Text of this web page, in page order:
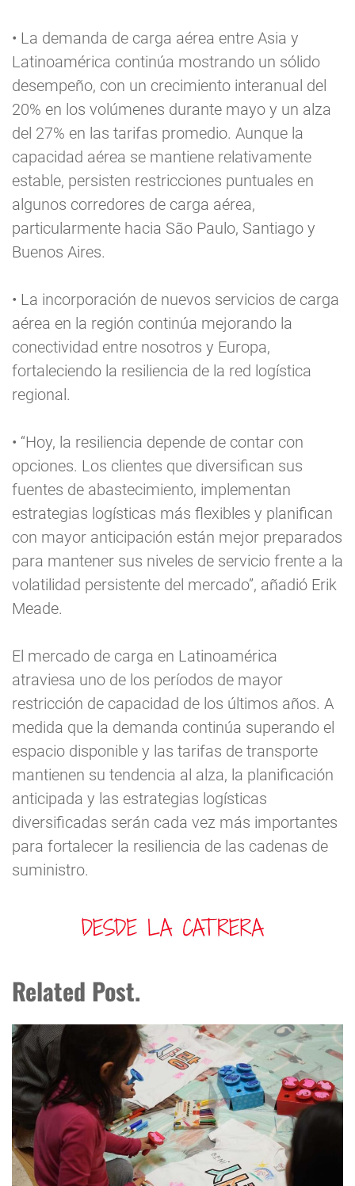
• La demanda de carga aérea entre Asia y
Latinoamérica continúa mostrando un sólido
desempeño, con un crecimiento interanual del
20% en los volúmenes durante mayo y un alza
del 27% en las tarifas promedio. Aunque la
capacidad aérea se mantiene relativamente
estable, persisten restricciones puntuales en
algunos corredores de carga aérea,
particularmente hacia São Paulo, Santiago y
Buenos Aires.
• La incorporación de nuevos servicios de carga
aérea en la región continúa mejorando la
conectividad entre nosotros y Europa,
fortaleciendo la resiliencia de la red logística
regional.
• “Hoy, la resiliencia depende de contar con
opciones. Los clientes que diversifican sus
fuentes de abastecimiento, implementan
estrategias logísticas más flexibles y planifican
con mayor anticipación están mejor preparados
para mantener sus niveles de servicio frente a la
volatilidad persistente del mercado”, añadió Erik
Meade.
El mercado de carga en Latinoamérica
atraviesa uno de los períodos de mayor
restricción de capacidad de los últimos años. A
medida que la demanda continúa superando el
espacio disponible y las tarifas de transporte
mantienen su tendencia al alza, la planificación
anticipada y las estrategias logísticas
diversificadas serán cada vez más importantes
para fortalecer la resiliencia de las cadenas de
suministro.
Related Post.